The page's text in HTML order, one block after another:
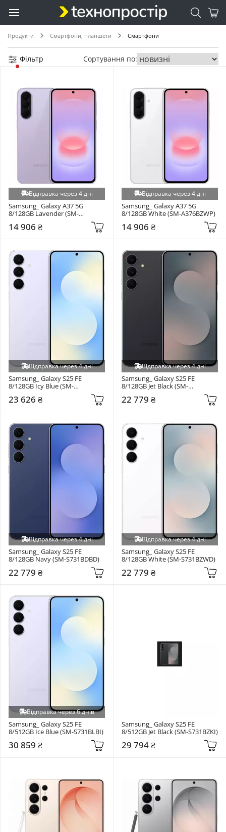
Продукти Смартфони, планшети Смартфони
Фільтр Сортування по:
Відправка через 4 дні
Samsung_ Galaxy A37 5G
8/128GB Lavender (SM-
14 906 ₴
Відправка через 4 дні
Samsung_ Galaxy A37 5G
8/128GB White (SM-A376BZWP)
14 906 ₴
Відправка через 4 дні
Samsung_ Galaxy S25 FE
8/128GB Icy Blue (SM-
23 626 ₴
Відправка через 4 дні
Samsung_ Galaxy S25 FE
8/128GB Jet Black (SM-
22 779 ₴
Відправка через 4 дні
Samsung_ Galaxy S25 FE
8/128GB Navy (SM-S731BDBD)
22 779 ₴
Відправка через 4 дні
Samsung_ Galaxy S25 FE
8/128GB White (SM-S731BZWD)
22 779 ₴
Відправка через 6 днів
Samsung_ Galaxy S25 FE
8/512GB Ice Blue (SM-S731BLBI)
30 859 ₴
Samsung_ Galaxy S25 FE
8/512GB Jet Black (SM-S731BZKI)
29 794 ₴